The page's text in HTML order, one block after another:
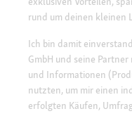
rund um deinen kleinen
Ich bin damit
GmbH und seine
und Informationen
nutzten, um mir einen
erfolgten Käufen,